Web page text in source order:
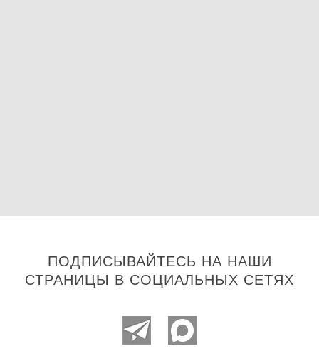
ПОДПИСЫВАЙТЕСЬ НА НАШИ
СТРАНИЦЫ В СОЦИАЛЬНЫХ СЕТЯХ